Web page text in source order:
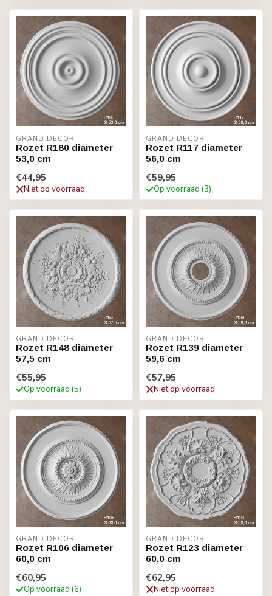
GRAND DECOR
Rozet R180 diameter
53,0 cm
€44,95
Niet op voorraad
GRAND DECOR
Rozet R117 diameter
56,0 cm
€59,95
Op voorraad (3)
GRAND DECOR
Rozet R148 diameter
57,5 cm
€55,95
Op voorraad (5)
GRAND DECOR
Rozet R139 diameter
59,6 cm
€57,95
Niet op voorraad
GRAND DECOR
Rozet R106 diameter
60,0 cm
€60,95
Op voorraad (6)
GRAND DECOR
Rozet R123 diameter
60,0 cm
€62,95
Niet op voorraad